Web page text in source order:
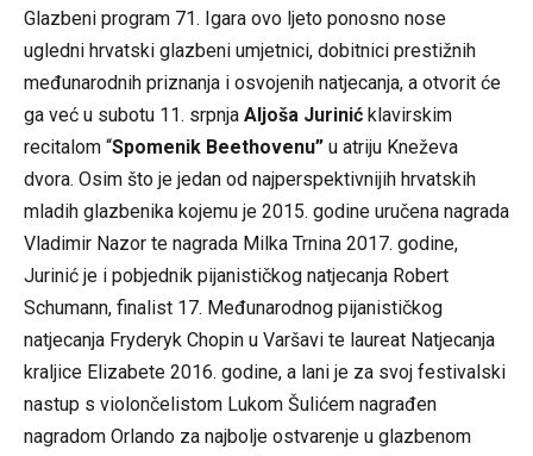
Glazbeni program 71. Igara ovo ljeto ponosno nose
ugledni hrvatski glazbeni umjetnici, dobitnici prestižnih
međunarodnih priznanja i osvojenih natjecanja, a otvorit će
ga već u subotu 11. srpnja Aljoša Jurinić klavirskim
recitalom “Spomenik Beethovenu” u atriju Kneževa
dvora. Osim što je jedan od najperspektivnijih hrvatskih
mladih glazbenika kojemu je 2015. godine uručena nagrada
Vladimir Nazor te nagrada Milka Trnina 2017. godine,
Jurinić je i pobjednik pijanističkog natjecanja Robert
Schumann, finalist 17. Međunarodnog pijanističkog
natjecanja Fryderyk Chopin u Varšavi te laureat Natjecanja
kraljice Elizabete 2016. godine, a lani je za svoj festivalski
nastup s violončelistom Lukom Šulićem nagrađen
nagradom Orlando za najbolje ostvarenje u glazbenom